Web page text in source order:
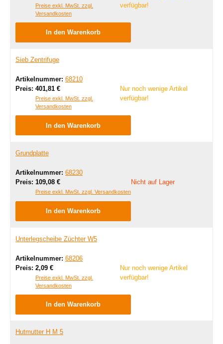
Preise exkl. MwSt. zzgl.
Versandkosten
verfügbar!
In den Warenkorb
Sieb Zentrifuge
Artikelnummer: 68210
Preis: Regulärer Preis:
401,81 €
Preise exkl. MwSt. zzgl.
Versandkosten
Nur noch wenige Artikel
verfügbar!
In den Warenkorb
Grundplatte
Artikelnummer: 68230
Preis: Regulärer Preis:
109,08 €
Preise exkl. MwSt. zzgl. Versandkosten
Nicht auf Lager
In den Warenkorb
Unterlegscheibe Züchter W5
Artikelnummer: 68206
Preis: Regulärer Preis:
2,09 €
Preise exkl. MwSt. zzgl.
Versandkosten
Nur noch wenige Artikel
verfügbar!
In den Warenkorb
Hutmutter H M 5